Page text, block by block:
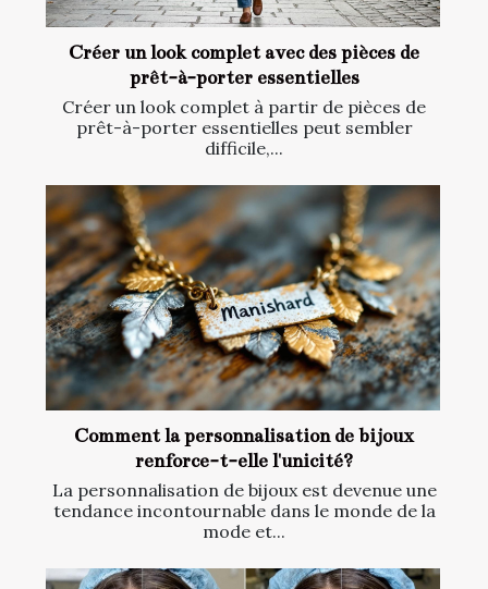
Créer un look complet avec des pièces de
prêt-à-porter essentielles
Créer un look complet à partir de pièces de
prêt-à-porter essentielles peut sembler
difficile,...
Comment la personnalisation de bijoux
renforce-t-elle l'unicité?
La personnalisation de bijoux est devenue une
tendance incontournable dans le monde de la
mode et...